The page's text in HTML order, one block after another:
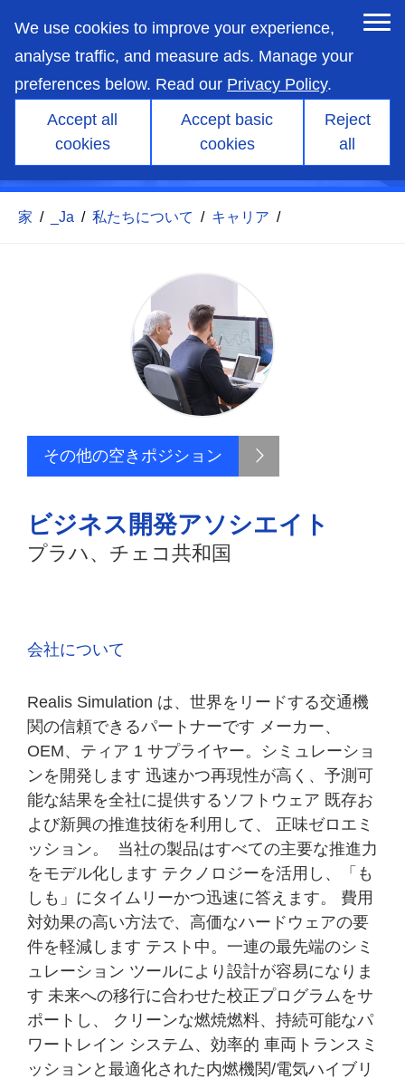
We use cookies to improve your experience,
analyse traffic, and measure ads. Manage your
preferences below. Read our Privacy Policy.
Accept all
cookies
Accept basic
cookies
Reject
all
main
content
ビジネス開発アソシエイト
家 / _Ja / 私たちについて / キャリア /
その他の空きポジション
ビジネス開発アソシエイト
プラハ、チェコ共和国
会社について
Realis Simulation は、世界をリードする交通機
関の信頼できるパートナーです メーカー、
OEM、ティア 1 サプライヤー。シミュレーショ
ンを開発します 迅速かつ再現性が高く、予測可
能な結果を​​全社に提供するソフトウェア 既存お
よび新興の推進技術を利用して、 正味ゼロエミ
ッション。 当社の製品はすべての主要な推進力
をモデル化します テクノロジーを活用し、「も
しも」にタイムリーかつ迅速に答えます。 費用
対効果の高い方法で、高価なハードウェアの要
件を軽減します テスト中。一連の最先端のシミ
ュレーション ツールにより設計が容易になりま
す 未来への移行に合わせた校正プログラムをサ
ポートし、 クリーンな燃焼燃料、持続可能なパ
ワートレイン システム、効率的 車両トランスミ
ッションと最適化された内燃機関/電気ハイブリ